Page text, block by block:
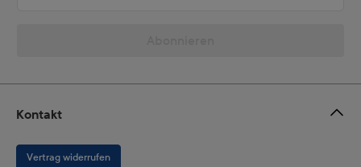
Kontakt
Vertrag widerrufen